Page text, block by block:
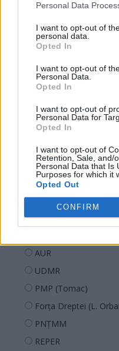
Personal Data
I want to opt-out of
personal data.
Opted In
I want to opt-out of
Personal Data.
Opted In
I want to opt-out of
Personal Data for
Opted In
I want to opt-out of
Retention, Sale, and/
Personal Data that Is
Purposes for which it
Opted Out
CONFIRM
Ortodoxia
Ce partid ați vota dacă
loc
USR
PNL
AUR
UDMR
PMP (Tomac)
Forța Dreptei (L.
PNȚMM
REPER